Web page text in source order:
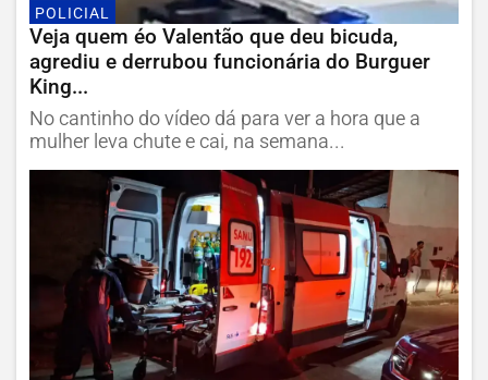
POLICIAL
Veja quem éo Valentão que deu bicuda,
agrediu e derrubou funcionária do Burguer
King...
No cantinho do vídeo dá para ver a hora que a
mulher leva chute e cai, na semana...